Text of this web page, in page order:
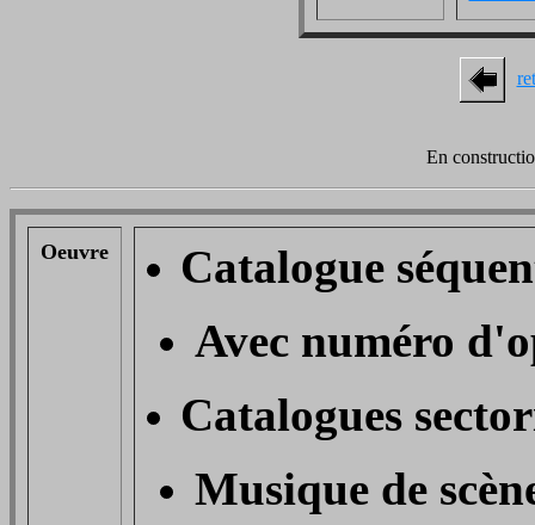
En
Oeuvre
Catalogue
Avec numéro
Catalogues
Musique de